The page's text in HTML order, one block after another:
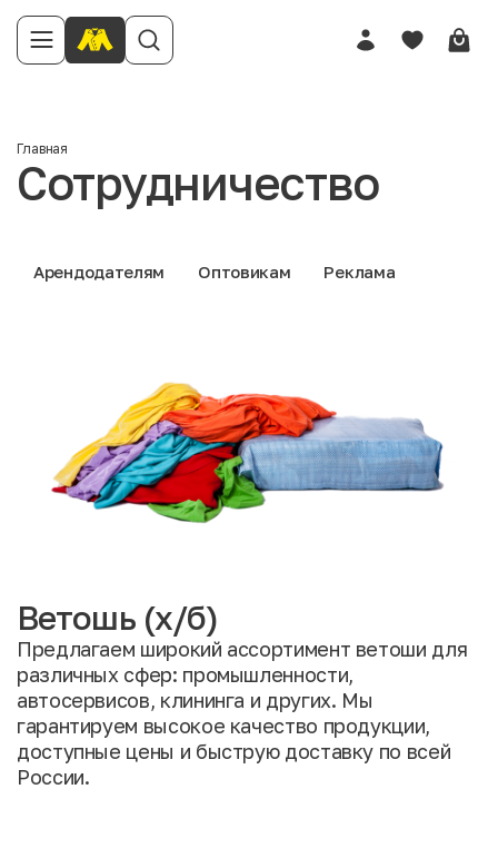
Главная
Сотрудничество
Арендодателям Оптовикам Реклама
Ветошь (х/б)
Предлагаем широкий ассортимент ветоши для
различных сфер: промышленности,
автосервисов, клининга и других. Мы
гарантируем высокое качество продукции,
доступные цены и быструю доставку по всей
России.